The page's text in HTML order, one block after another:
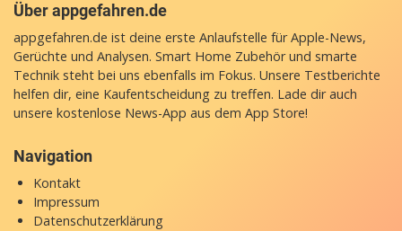
Über appgefahren.de
appgefahren.de ist deine erste Anlaufstelle für Apple-News,
Gerüchte und Analysen. Smart Home Zubehör und smarte
Technik steht bei uns ebenfalls im Fokus. Unsere Testberichte
helfen dir, eine Kaufentscheidung zu treffen. Lade dir auch
unsere kostenlose News-App aus dem App Store!
Navigation
Kontakt
Impressum
Datenschutzerklärung